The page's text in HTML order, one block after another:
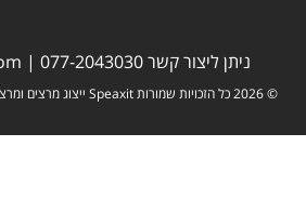
ניתן ליצור קשר077-2043030
|
© 2026 כל הזכויות שמורות Speaxit ייצוג מרצים ומרצות בהרצאות לחברות וארגונים